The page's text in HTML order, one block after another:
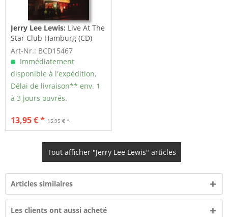
Jerry Lee Lewis: Live At The
Star Club Hamburg (CD)
Art-Nr.: BCD15467
Immédiatement
disponible à l'expédition,
Délai de livraison** env. 1
à 3 jours ouvrés.
15,95 € *
13,95 € *
Tout afficher "Jerry Lee Lewis" articles
Articles similaires
Les clients ont aussi acheté